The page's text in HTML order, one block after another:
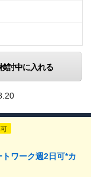
検討中に入れる
ワーク週2日可*カ